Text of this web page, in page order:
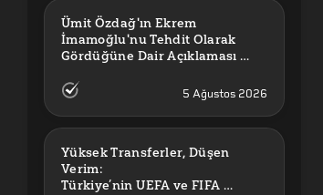
Ümit Özdağ'ın Ekrem
İmamoğlu'nu Tehdit Olarak
Gördüğüne Dair Açıklaması
5 Ağustos 2026
Yüksek Transferler, Düşen
Verim:
Türkiye’nin UEFA ve FIFA